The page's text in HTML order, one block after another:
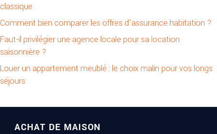
classique
Comment bien comparer les offres d’assurance habitation ?
Faut-il privilégier une agence locale pour sa location
saisonnière ?
Louer un appartement meublé : le choix malin pour vos longs
séjours
ACHAT DE MAISON